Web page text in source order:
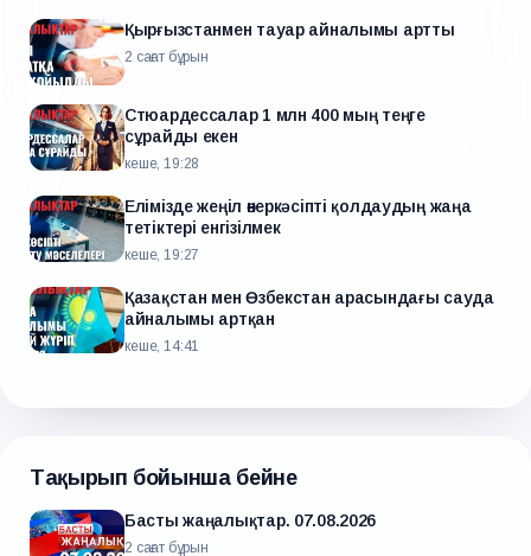
Қырғызстанмен тауар айналымы артты
2 сағат бұрын
Стюардессалар 1 млн 400 мың теңге
сұрайды екен
кеше, 19:28
Елімізде жеңіл өнеркәсіпті қолдаудың жаңа
тетіктері енгізілмек
кеше, 19:27
Қазақстан мен Өзбекстан арасындағы сауда
айналымы артқан
кеше, 14:41
Тақырып бойынша бейне
Басты жаңалықтар. 07.08.2026
2 сағат бұрын